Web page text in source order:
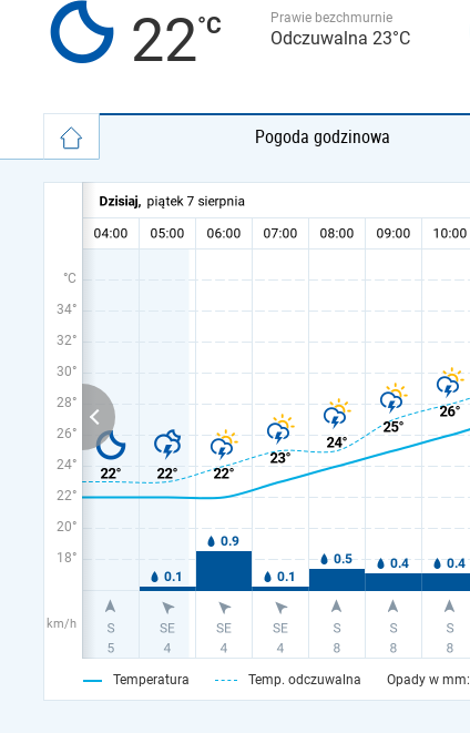
22 Prawie bezchmurnie
Odczuwalna 23°C
Pogoda godzinowa
°C
34°
32°
30°
28°
26°
24°
22°
20°
18°
km/h
Temperatura Temp. odczuwalna Opady w mm: